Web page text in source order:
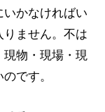
かなければい
ません。不は
現物・現場・現
です。